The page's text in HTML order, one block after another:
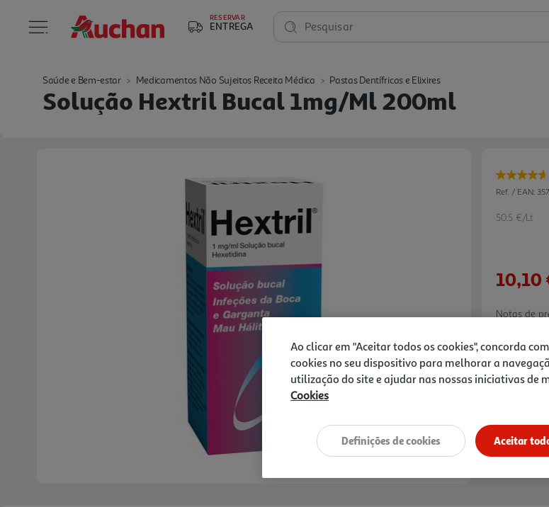
RESERVAR
ENTREGA Pesquisar
Saúde e Bem-estar Medicamentos Não Sujeitos Receita Médica Pastas Dentífricas e Elixires
Solução Hextril Bucal 1mg/ml 200ml
Ref. / EAN:
50.5 €/Lt
10,10
Notas de
Ao clicar em "Aceitar todos os cookies", concorda
cookies no seu dispositivo para melhorar a
utilização do site e ajudar nas nossas iniciativas de
Cookies
Aceitar
Definições de cookies